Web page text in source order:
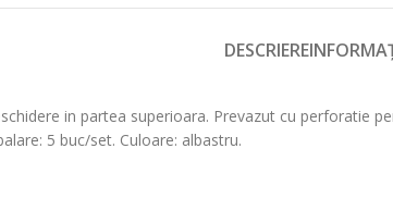
DESCRIERE
in partea superioara. Prevazut cu perforatie
5 buc/set. Culoare: albastru.